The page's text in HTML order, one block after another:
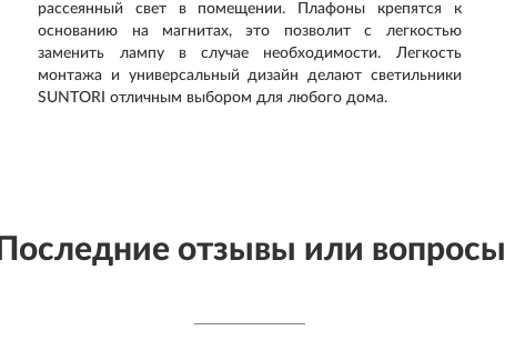
рассеянный свет в помещении. Плафоны крепятся к
основанию на магнитах, это позволит с легкостью
заменить лампу в случае необходимости. Легкость
монтажа и универсальный дизайн делают светильники
SUNTORI отличным выбором для любого дома.
Последние отзывы или вопросы